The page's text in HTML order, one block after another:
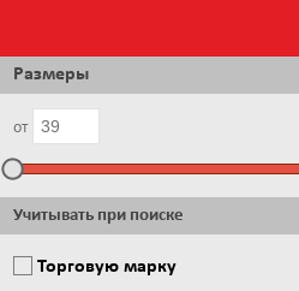
Размеры
от
Учитывать при поиске
Торговую марку